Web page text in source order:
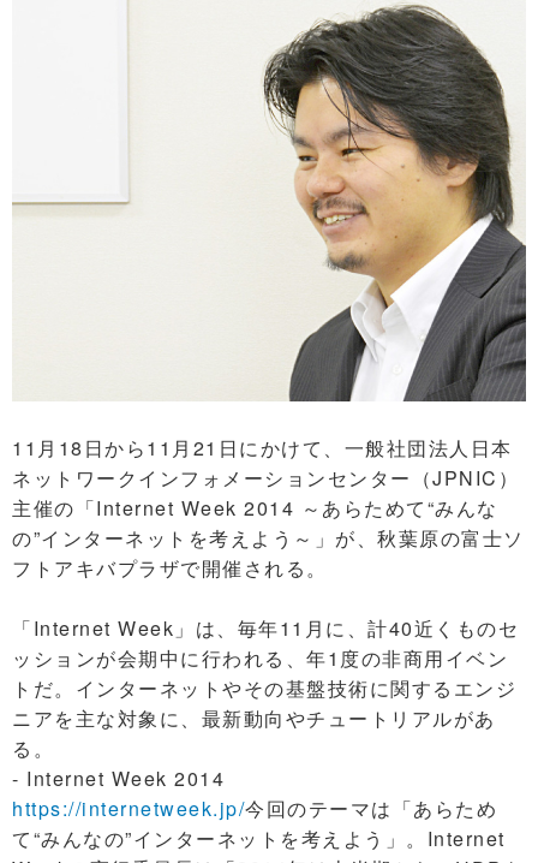
11月18日から11月21日にかけて、一般社団法人日本
ネットワークインフォメーションセンター（JPNIC）
主催の「Internet Week 2014 ～あらためて“みんな
の”インターネットを考えよう～」が、秋葉原の富士ソ
フトアキバプラザで開催される。
「Internet Week」は、毎年11月に、計40近くものセ
ッションが会期中に行われる、年1度の非商用イベン
トだ。インターネットやその基盤技術に関するエンジ
ニアを主な対象に、最新動向やチュートリアルがあ
る。
- Internet Week 2014
https://internetweek.jp/今回のテーマは「あらため
て“みんなの”インターネットを考えよう」。Internet